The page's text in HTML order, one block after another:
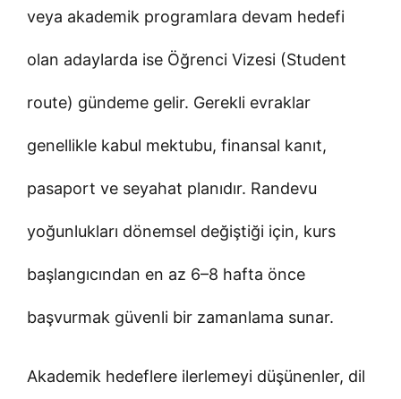
veya akademik programlara devam hedefi
olan adaylarda ise Öğrenci Vizesi (Student
route) gündeme gelir. Gerekli evraklar
genellikle kabul mektubu, finansal kanıt,
pasaport ve seyahat planıdır. Randevu
yoğunlukları dönemsel değiştiği için, kurs
başlangıcından en az 6–8 hafta önce
başvurmak güvenli bir zamanlama sunar.
Akademik hedeflere ilerlemeyi düşünenler, dil